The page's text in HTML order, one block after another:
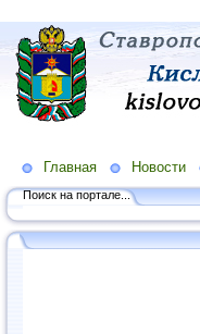
Главная Новости
Поиск на портале...